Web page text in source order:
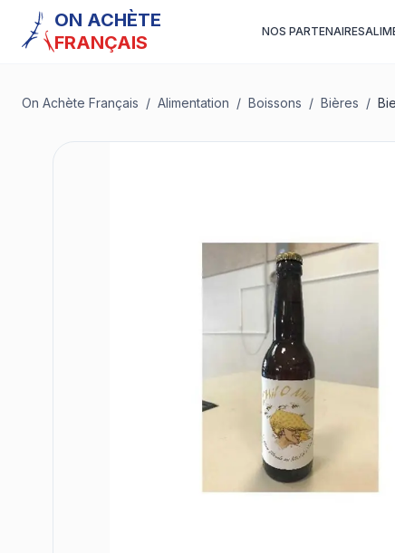
ON ACHÈTE
FRANÇAIS
NOS PARTENAIRES
On Achète Français / Alimentation / Boissons / Bières /